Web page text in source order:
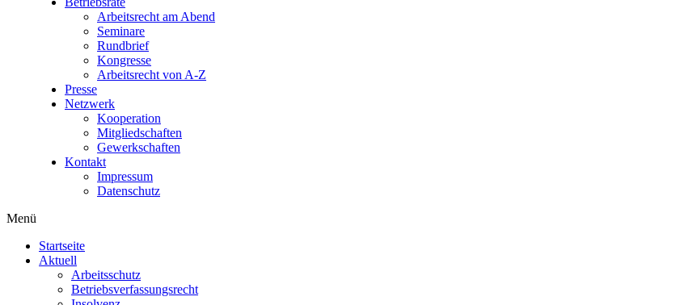
Arbeitsrecht am Abend
Seminare
Rundbrief
Kongresse
Arbeitsrecht von A-Z
Presse
Netzwerk
Kooperation
Mitgliedschaften
Gewerkschaften
Kontakt
Impressum
Datenschutz
Menü
Startseite
Aktuell
Arbeitsschutz
Betriebsverfassungsrecht